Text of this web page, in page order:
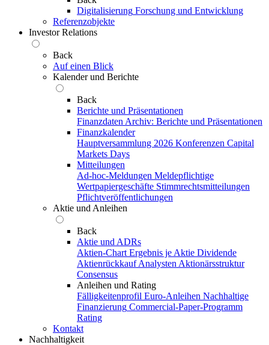
Digitalisierung Forschung und Entwicklung
Referenzobjekte
Investor Relations
Back
Auf einen Blick
Kalender und Berichte
Back
Berichte und Präsentationen
Finanzdaten Archiv: Berichte und Präsentationen
Finanzkalender
Hauptversammlung 2026 Konferenzen Capital
Markets Days
Mitteilungen
Ad-hoc-Meldungen Meldepflichtige
Wertpapiergeschäfte Stimmrechtsmitteilungen
Pflichtveröffentlichungen
Aktie und Anleihen
Back
Aktie und ADRs
Aktien-Chart Ergebnis je Aktie Dividende
Aktienrückkauf Analysten Aktionärsstruktur
Consensus
Anleihen und Rating
Fälligkeitenprofil Euro-Anleihen Nachhaltige
Finanzierung Commercial-Paper-Programm
Rating
Kontakt
Nachhaltigkeit